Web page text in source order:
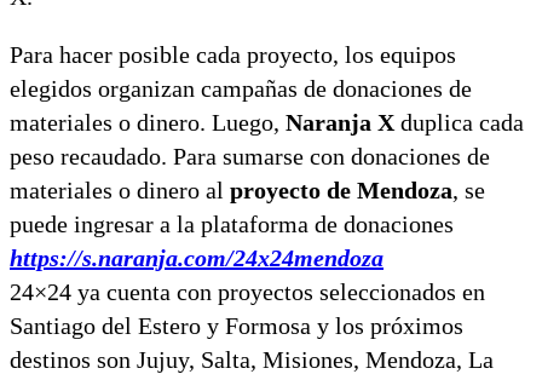
Para hacer posible cada proyecto, los equipos
elegidos organizan campañas de donaciones de
materiales o dinero. Luego, Naranja X duplica cada
peso recaudado. Para sumarse con donaciones de
materiales o dinero al proyecto de Mendoza, se
puede ingresar a la plataforma de donaciones
https://s.naranja.com/24x24mendoza
24×24 ya cuenta con proyectos seleccionados en
Santiago del Estero y Formosa y los próximos
destinos son Jujuy, Salta, Misiones, Mendoza, La